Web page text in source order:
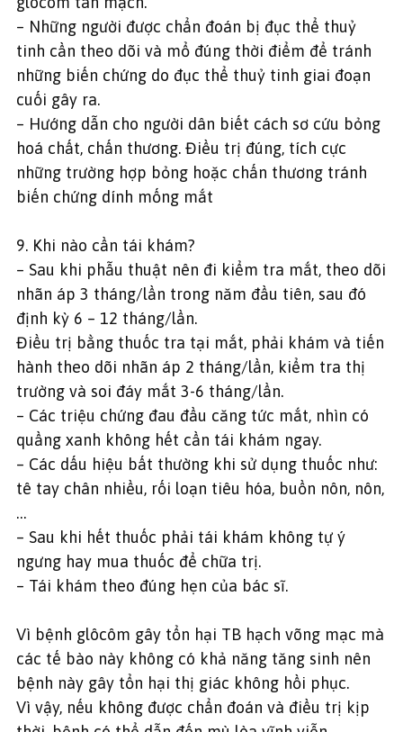
– Những người được chẩn đoán bị đục thể thuỷ
tinh cần theo dõi và mổ đúng thời điểm để tránh
những biến chứng do đục thể thuỷ tinh giai đoạn
cuối gây ra.
– Hướng dẫn cho người dân biết cách sơ cứu bỏng
hoá chất, chấn thương. Điều trị đúng, tích cực
những trường hợp bỏng hoặc chấn thương tránh
biến chứng dính mống mắt
9. Khi nào cần tái khám?
– Sau khi phẫu thuật nên đi kiểm tra mắt, theo dõi
nhãn áp 3 tháng/lần trong năm đầu tiên, sau đó
định kỳ 6 – 12 tháng/lần.
Điều trị bằng thuốc tra tại mắt, phải khám và tiến
hành theo dõi nhãn áp 2 tháng/lần, kiểm tra thị
trường và soi đáy mắt 3-6 tháng/lần.
– Các triệu chứng đau đầu căng tức mắt, nhìn có
quầng xanh không hết cần tái khám ngay.
– Các dấu hiệu bất thường khi sử dụng thuốc như:
tê tay chân nhiều, rối loạn tiêu hóa, buồn nôn, nôn,
…
– Sau khi hết thuốc phải tái khám không tự ý
ngưng hay mua thuốc để chữa trị.
– Tái khám theo đúng hẹn của bác sĩ.
Vì bệnh glôcôm gây tổn hại TB hạch võng mạc mà
các tế bào này không có khả năng tăng sinh nên
bệnh này gây tổn hại thị giác không hồi phục.
Vì vậy, nếu không được chẩn đoán và điều trị kịp